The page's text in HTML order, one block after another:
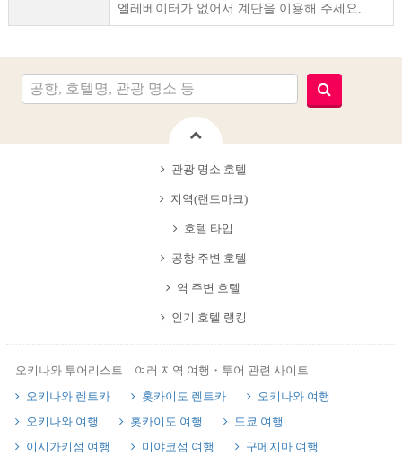
엘레베이터가 없어서 계단을 이용해 주세요.
관광 명소 호텔
지역(랜드마크)
호텔 타입
공항 주변 호텔
역 주변 호텔
인기 호텔 랭킹
오키나와 투어리스트 여러 지역 여행・투어 관련 사이트
오키나와 렌트카
홋카이도 렌트카
오키나와 여행
오키나와 여행
홋카이도 여행
도쿄 여행
이시가키섬 여행
미야코섬 여행 구메지마 여행